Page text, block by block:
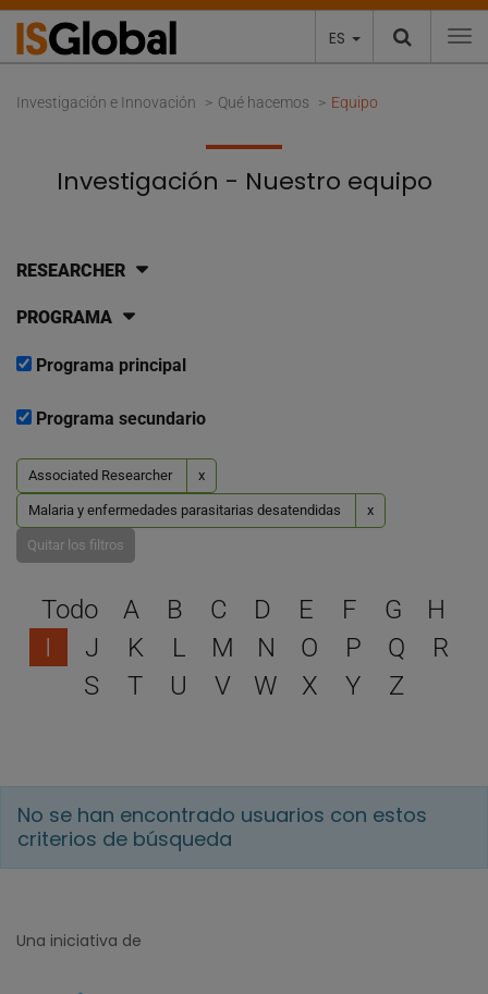
ES
Investigación e Innovación Qué hacemos Equipo
Investigación - Nuestro equipo
RESEARCHER
PROGRAMA
Programa principal
Programa secundario
Associated Researcher x
Malaria y enfermedades parasitarias desatendidas x
Quitar los filtros
Selecciona una letra
Todo A B C D E F G
H
I
J K L M N O P Q
R
S
T U V W X Y Z
No se han encontrado usuarios con estos
criterios de búsqueda
Una iniciativa de